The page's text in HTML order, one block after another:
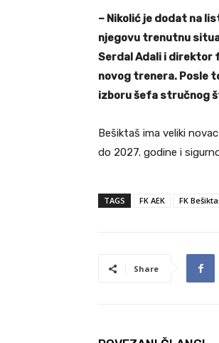
– Nikolić je dodat na
njegovu trenutnu
Serdal Adali i direktor
novog trenera. Posle
izboru šefa stručnog
Bešiktaš ima veliki
do 2027. godine i
TAGS FK AEK FK
Share